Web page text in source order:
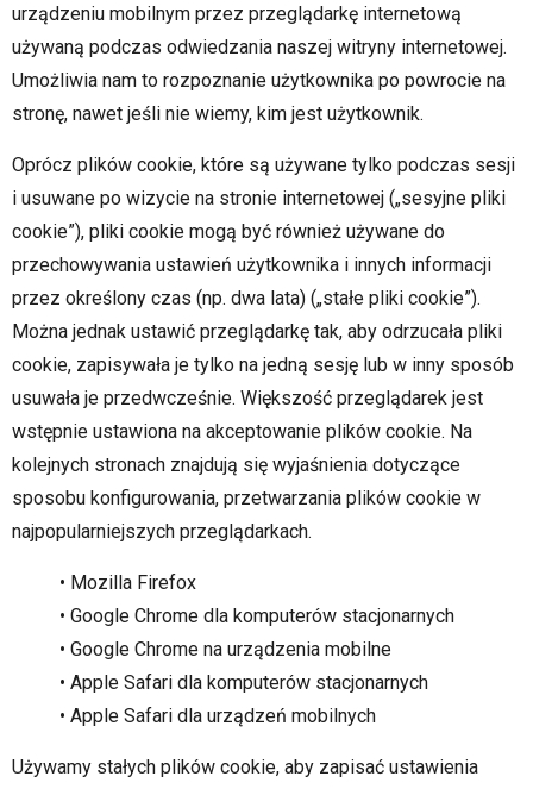
urządzeniu mobilnym przez przeglądarkę internetową
używaną podczas odwiedzania naszej witryny internetowej.
Umożliwia nam to rozpoznanie użytkownika po powrocie na
stronę, nawet jeśli nie wiemy, kim jest użytkownik.
Oprócz plików cookie, które są używane tylko podczas sesji
i usuwane po wizycie na stronie internetowej („sesyjne pliki
cookie”), pliki cookie mogą być również używane do
przechowywania ustawień użytkownika i innych informacji
przez określony czas (np. dwa lata) („stałe pliki cookie”).
Można jednak ustawić przeglądarkę tak, aby odrzucała pliki
cookie, zapisywała je tylko na jedną sesję lub w inny sposób
usuwała je przedwcześnie. Większość przeglądarek jest
wstępnie ustawiona na akceptowanie plików cookie. Na
kolejnych stronach znajdują się wyjaśnienia dotyczące
sposobu konfigurowania, przetwarzania plików cookie w
najpopularniejszych przeglądarkach.
• Mozilla Firefox
• Google Chrome dla komputerów stacjonarnych
• Google Chrome na urządzenia mobilne
• Apple Safari dla komputerów stacjonarnych
• Apple Safari dla urządzeń mobilnych
Używamy stałych plików cookie, aby zapisać ustawienia